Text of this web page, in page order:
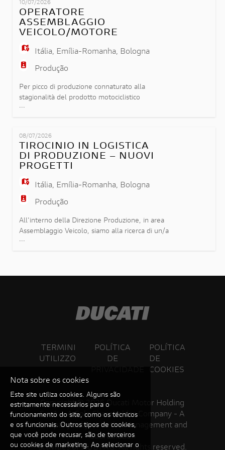
monitoraggio dei piani di produzione mensili e
pluriennali; - supporto alle attività di
industrializzazione
10/07/2026
OPERATORE
ASSEMBLAGGIO
VEICOLO/MOTORE
Itália, Emília-Romanha, Bologna
Produção
Per picco di produzione connaturato alla
stagionalità del prodotto motociclistico
ricerchiamo operatori meccanici in linea di
linea di montaggio. Requisiti: - Pregressa
esperienza in catena di montaggio anche di breve
durata - Conoscenza tecnica e pr
...
08/07/2026
TIROCINIO IN LOGISTICA
DI PRODUZIONE – NUOVI
PROGETTI
Itália, Emília-Romanha, Bologna
Produção
All'interno della Direzione Produzione, in area
Assemblaggio Veicolo, siamo alla ricerca di un/a
giovane laureato/a da inserire nel team Logistic
...
TERMINI
UTILIZZO
POLÍTICA
DE
POLÍTICA
DE
COOKIES
Copyright ©2026 Ducati Motor Holding
S.p.A – A Sole Shareholder Company - A
Company subject to the Management and
Coordination
activities of AUDI AG. All rights reserved.
Nota sobre os cookies
Este site utiliza cookies. Alguns são
estritamente necessários para o
funcionamento do site, como os técnicos
e os funcionais. Outros tipos de cookies,
que você pode recusar, são de terceiros
ou cookies de marketing. Ao selecionar o